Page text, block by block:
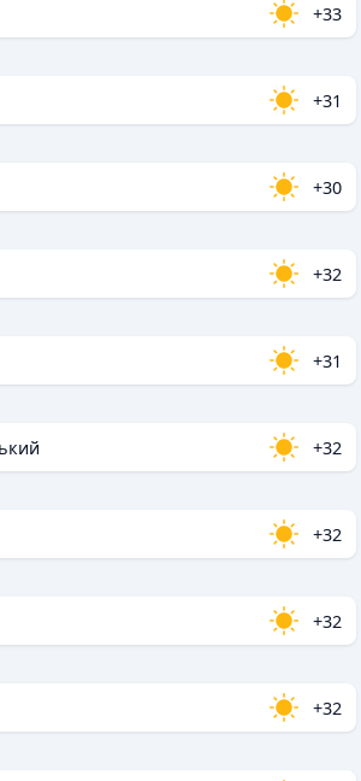
+33
+31
+30
+32
+31
+32
+32
+32
+32